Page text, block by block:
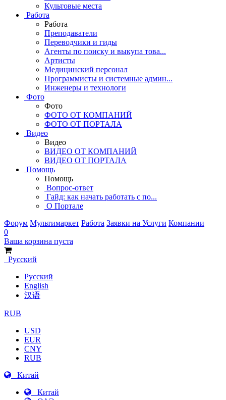
Культовые места
Работа
Работа
Преподаватели
Переводчики и гиды
Агенты по поиску и выкупа това...
Артисты
Медицинский персонал
Программисты и системные админ...
Инженеры и технологи
Фото
Фото
ФОТО ОТ КОМПАНИЙ
ФОТО ОТ ПОРТАЛА
Видео
Видео
ВИДЕО ОТ КОМПАНИЙ
ВИДЕО ОТ ПОРТАЛА
Помощь
Помощь
Вопрос-ответ
Гайд: как начать работать с по...
О Портале
Форум Мультимаркет Работа Заявки на Услуги Компании
0
Ваша корзина пуста
Русский
Русский
English
汉语
RUB
USD
EUR
CNY
RUB
Китай
Китай